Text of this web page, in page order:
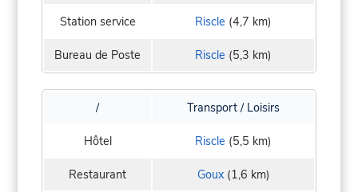
Station service Riscle (4,7 km)
Bureau de Poste Riscle (5,3 km)
/ Transport / Loisirs
Hôtel Riscle (5,5 km)
Restaurant Goux(1,6 km)